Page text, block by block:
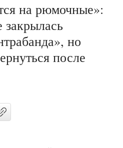
на рюмочные»:
закрылась
но
после